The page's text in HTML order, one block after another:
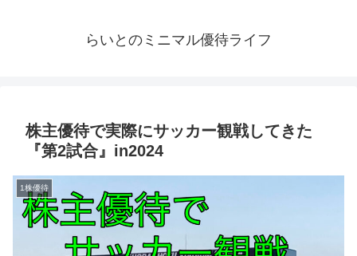
らいとのミニマル優待ライフ
株主優待で実際にサッカー観戦してきた
『第2試合』in2024
1株優待